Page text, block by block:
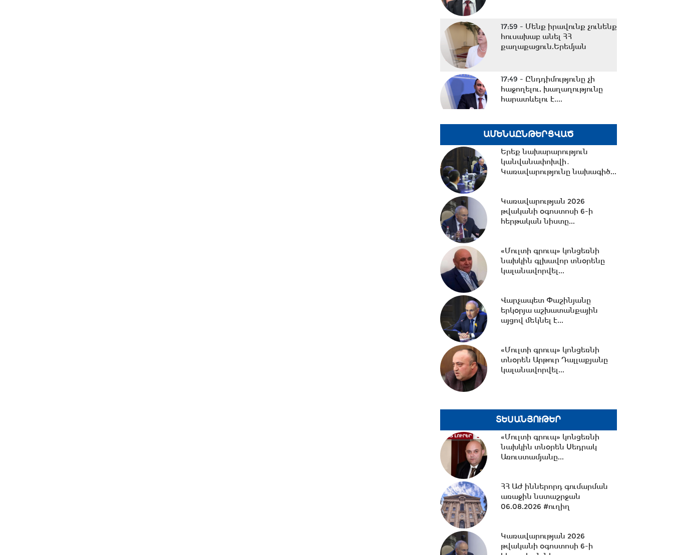
17:59 - Մենք իրավունք չունենք
հուսախաբ անել ՀՀ
քաղաքացուն.Երեմյան
17:49 - Ընդդիմությունը չի
հաջողելու, խաղաղությունը
հարատևելու է....
17:32 - Ձերբակալվել են
«Մուլտի գրուպի» նախկին...
նախագահները, որ...
կոնցեռնի նախկին գլխավոր
տնօրենը և տնօրենը...
հատուկ բանագնացի ավագ
խորհրդականը քննարկել...
առևտրային հիմնադրամը
ղեկավարող Կոնստանտին...
արտադրությունը
15:12 -Փոխարժեքներ և
տնտեսական լուրեր
13:58 -ՌԴ-ի պատկերացրած
հարավկովկասյան
13:35 - Տուլայում ԱԹՍ հարվածի
ԱՄԵՆԱԸՆԹԵՐՑՎԱԾ
Երեք նախարարություն
կանվանափոխվի․
Կառավարությունը նախագիծ...
Կառավարության 2026
թվականի օգոստոսի 6-ի
հերթական նիստը...
«Մուլտի գրուպ» կոնցեռնի
նախկին գլխավոր տնօրենը
կալանավորվել...
Վարչապետ Փաշինյանը
երկօրյա աշխատանքային
այցով մեկնել է...
«Մուլտի գրուպ» կոնցեռնի
տնօրեն Արթուր Դալլաքյանը
կալանավորվել...
ՏԵՍԱՆՅՈՒԹԵՐ
«Մուլտի գրուպ» կոնցեռնի
նախկին տնօրեն Սեդրակ
Առուստամյանը...
ՀՀ ԱԺ իններորդ գումարման
առաջին նստաշրջան
06.08.2026 #ուղիղ
Կառավարության 2026
թվականի օգոստոսի 6-ի